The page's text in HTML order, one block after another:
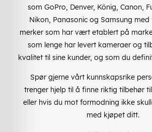
som GoPro, Denver, König, Canon,
Nikon, Panasonic og Samsung med
merker som har vært etablert på
som lenge har levert kameraer og
kvalitet til sine kunder, og som du
Spør gjerne vårt kunnskapsrike
trenger hjelp til å finne riktig tilbehør
eller hvis du mot formodning ikke
med kjøpet ditt.